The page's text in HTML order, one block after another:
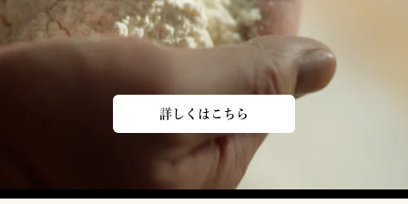
詳しくはこちら